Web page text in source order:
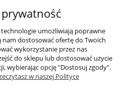
koszyka
Pomoc
umożliwiają poprawne
nam dostosować ofertę do Twoich
wykorzystanie przez nas
do sklepu lub dostosować użycie
wybierając opcję "Dostosuj zgody".
w naszej Polityce